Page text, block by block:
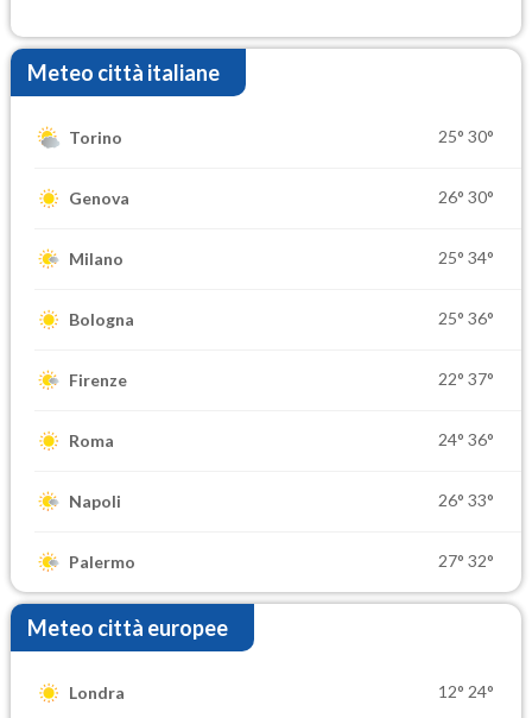
Meteo città italiane
Torino 25° 30°
Genova 26° 30°
Milano 25° 34°
Bologna 25° 36°
Firenze 22° 37°
Roma 24° 36°
Napoli 26° 33°
Palermo 27° 32°
Meteo città europee
Londra 12° 24°